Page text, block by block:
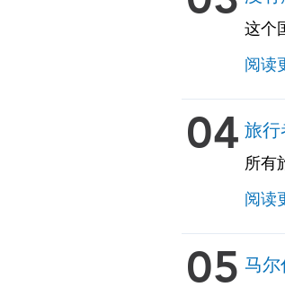
这个
阅读
04 旅行
所有
建议
提供
阅读
05 马尔